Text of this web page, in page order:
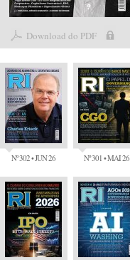
Download do PDF
Nº 302 • JUN 26 Nº 301 • MAI 26